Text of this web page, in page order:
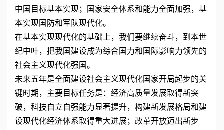
中国目标基本实现；国家安全体系和能力全面加强，基
本实现国防和军队现代化。
在基本实现现代化的基础上，我们要继续奋斗，到本世
纪中叶，把我国建设成为综合国力和国际影响力领先的
社会主义现代化强国。
未来五年是全面建设社会主义现代化国家开局起步的关
键时期，主要目标任务是：经济高质量发展取得新突
破，科技自立自强能力显著提升，构建新发展格局和建
设现代化经济体系取得重大进展；改革开放迈出新步